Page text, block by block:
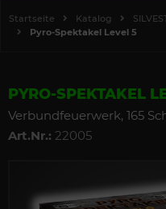
Startseite Katalog
Pyro-Spektakel Level 5
PYRO-SPEKTAKEL
Verbundfeuerwerk, 165
Art.Nr.: 22005